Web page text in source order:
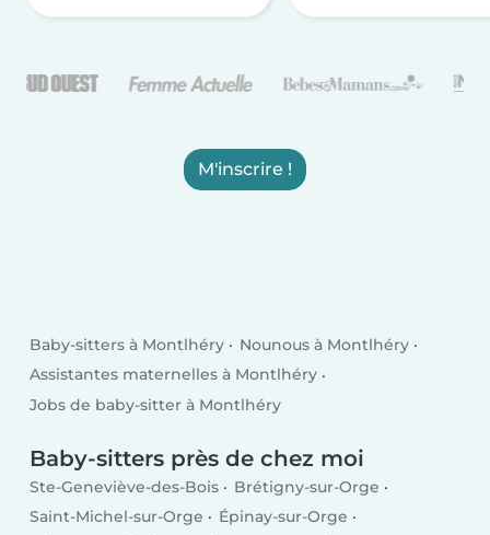
M'inscrire !
Baby-sitters à Montlhéry
Nounous à Montlhéry
Assistantes maternelles à Montlhéry
Jobs de baby-sitter à Montlhéry
Baby-sitters près de chez moi
Ste-Geneviève-des-Bois
Brétigny-sur-Orge
Saint-Michel-sur-Orge
Épinay-sur-Orge